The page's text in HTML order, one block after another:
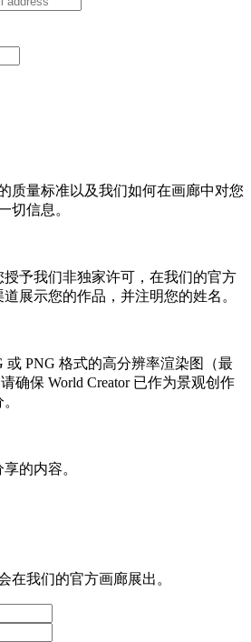
质量标准以及我们如何在画廊中对您
切信息。
予我们非独家许可，在我们的官方
展示您的作品，并注明您的姓名。
或 PNG 格式的高分辨率渲染图（最
确保 World Creator 已作为景观创作
的内容。
在我们的官方画廊展出。